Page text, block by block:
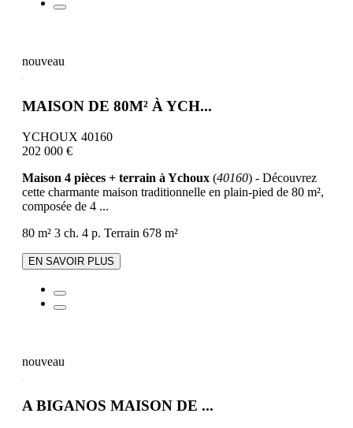
nouveau
MAISON DE 80M² À YCH...
YCHOUX 40160
202 000 €
Maison 4 pièces + terrain à Ychoux (40160) - Découvrez
cette charmante maison traditionnelle en plain-pied de 80 m²,
composée de 4 ...
80 m² 3 ch. 4 p. Terrain 678 m²
EN SAVOIR PLUS
nouveau
A BIGANOS MAISON DE ...